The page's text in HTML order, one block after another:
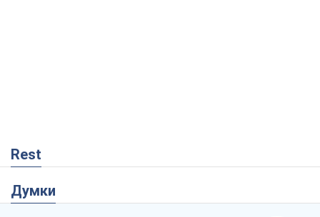
Rest
Думки